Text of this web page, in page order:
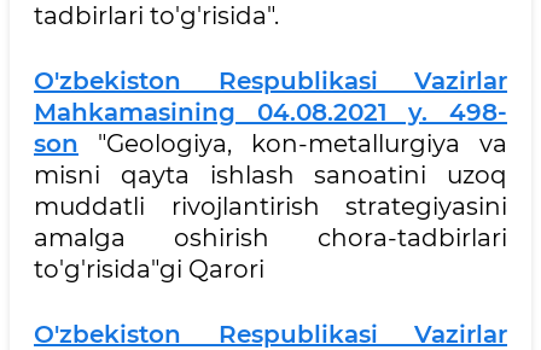
tadbirlari to'g'risida".
O'zbekiston Respublikasi Vazirlar
Mahkamasining 04.08.2021 y. 498-
son "Geologiya, kon-metallurgiya va
misni qayta ishlash sanoatini uzoq
muddatli rivojlantirish strategiyasini
amalga oshirish chora-tadbirlari
to'g'risida"gi Qarori
O'zbekiston Respublikasi Vazirlar